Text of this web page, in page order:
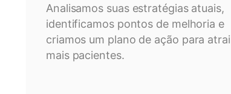
Analisamos suas estratégias atuais,
identificamos pontos de melhoria e
criamos um plano de ação para
mais pacientes.